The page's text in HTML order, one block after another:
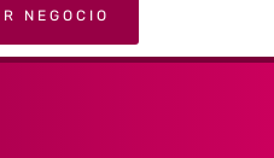
NEGOCIO